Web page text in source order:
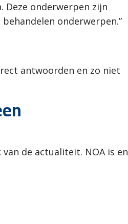
Deze onderwerpen zijn
onderwerpen.”
antwoorden en zo niet
de actualiteit. NOA is en